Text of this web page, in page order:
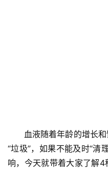
血液随着年龄的增长
“垃圾”，如果不能及时“清
响，今天就带着大家了解